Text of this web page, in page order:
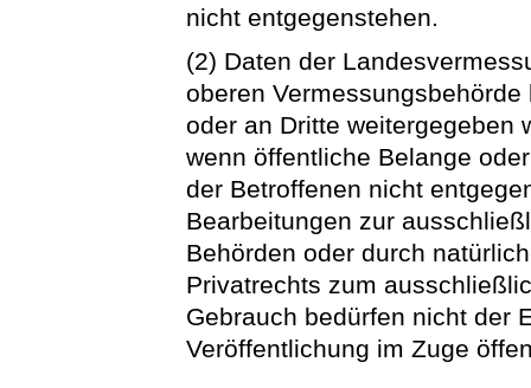
nicht entgegenstehen.
(2) Daten der
oberen
oder an Dritte weitergegeben
wenn öffentliche Belange
der Betroffenen nicht
Bearbeitungen zur
Behörden oder durch
Privatrechts zum
Gebrauch bedürfen nicht der
Veröffentlichung im Zuge